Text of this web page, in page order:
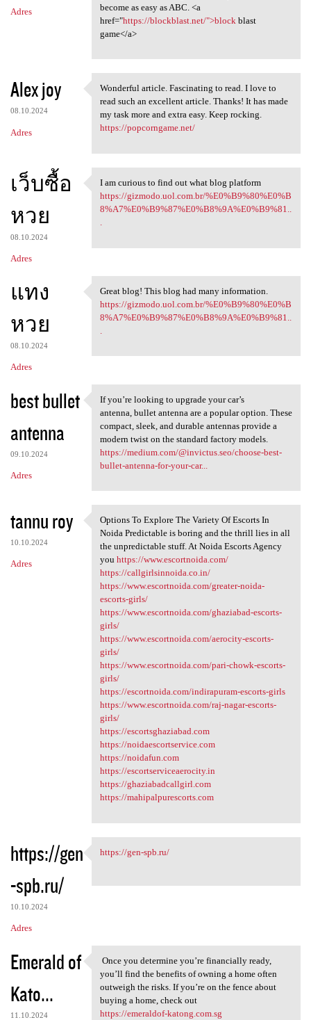
Adres
become as easy as ABC. <a
href="https://blockblast.net/">block blast
game</a>
Alex joy
08.10.2024
Adres
Wonderful article.
Wonderful article. Fascinating to read. I love to
read such an excellent article. Thanks! It has made
my task more and extra easy. Keep rocking.
https://popcorngame.net/
เว็บซื้อ
หวย
08.10.2024
Adres
I am curious to find out what
I am curious to find out what blog platform
https://gizmodo.uol.com.br/%E0%B9%80%E0%B
8%A7%E0%B9%87%E0%B8%9A%E0%B9%81..
แทง
หวย
08.10.2024
Adres
Great blog! This blog had
Great blog! This blog had many information.
https://gizmodo.uol.com.br/%E0%B9%80%E0%B
8%A7%E0%B9%87%E0%B8%9A%E0%B9%81..
best bullet
antenna
09.10.2024
Adres
If you’re looking to upgrade
If you’re looking to upgrade your car’s
antenna, bullet antenna are a popular option. These
compact, sleek, and durable antennas provide a
modern twist on the standard factory models.
https://medium.com/@invictus.seo/choose-best-
bullet-antenna-for-your-car...
tannu roy
10.10.2024
Adres
Options To Explore The
Options To Explore The Variety Of Escorts In
Noida Predictable is boring and the thrill lies in all
the unpredictable stuff. At Noida Escorts Agency
you https://www.escortnoida.com/
https://callgirlsinnoida.co.in/
https://www.escortnoida.com/greater-noida-
escorts-girls/
https://www.escortnoida.com/ghaziabad-escorts-
girls/
https://www.escortnoida.com/aerocity-escorts-
girls/
https://www.escortnoida.com/pari-chowk-escorts-
girls/
https://escortnoida.com/indirapuram-escorts-girls
https://www.escortnoida.com/raj-nagar-escorts-
girls/
https://escortsghaziabad.com
https://noidaescortservice.com
https://noidafun.com
https://escortserviceaerocity.in
https://ghaziabadcallgirl.com
https://mahipalpurescorts.com
https://gen
-spb.ru/
10.10.2024
Adres
https://gen-spb.ru/
https://gen-spb.ru/
Emerald of
Kato...
11.10.2024
Once you determine you’re
Once you determine you’re financially ready,
you’ll find the benefits of owning a home often
outweigh the risks. If you’re on the fence about
buying a home, check out
https://emeraldof-katong.com.sg